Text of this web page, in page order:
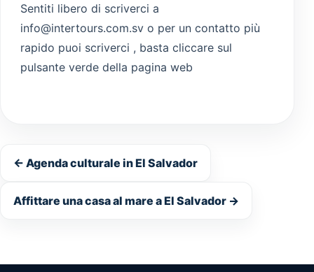
Sentiti libero di scriverci a
info@intertours.com.sv o per un contatto più
rapido puoi scriverci , basta cliccare sul
pulsante verde della pagina web
← Agenda culturale in El Salvador
Affittare una casa al mare a El Salvador →